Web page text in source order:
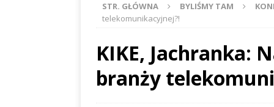
[ 3 sierpnia 2026 ]
[ 31 lipca 2026 ]
[ 27 lipca 2026 ]
STR. GŁÓWNA BYLIŚMY TAM
telekomunikacyjnej?!
KIKE, Jachranka:
branży